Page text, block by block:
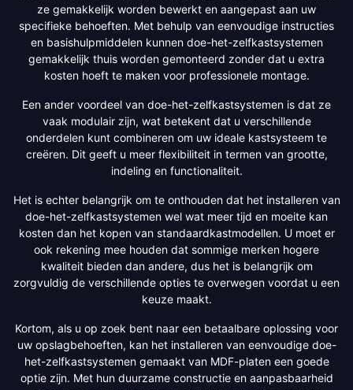
ze gemakkelijk worden bewerkt en aangepast aan uw
specifieke behoeften. Met behulp van eenvoudige instructies
en basishulpmiddelen kunnen doe-het-zelfkastsystemen
gemakkelijk thuis worden gemonteerd zonder dat u extra
kosten hoeft te maken voor professionele montage.
Een ander voordeel van doe-het-zelfkastsystemen is dat ze
vaak modulair zijn, wat betekent dat u verschillende
onderdelen kunt combineren om uw ideale kastsysteem te
creëren. Dit geeft u meer flexibiliteit in termen van grootte,
indeling en functionaliteit.
Het is echter belangrijk om te onthouden dat het installeren van
doe-het-zelfkastsystemen wel wat meer tijd en moeite kan
kosten dan het kopen van standaardkastmodellen. U moet er
ook rekening mee houden dat sommige merken hogere
kwaliteit bieden dan andere, dus het is belangrijk om
zorgvuldig de verschillende opties te overwegen voordat u een
keuze maakt.
Kortom, als u op zoek bent naar een betaalbare oplossing voor
uw opslagbehoeften, kan het installeren van eenvoudige doe-
het-zelfkastsystemen gemaakt van MDF-platen een goede
optie zijn. Met hun duurzame constructie en aanpasbaarheid